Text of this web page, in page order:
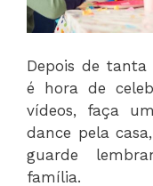
Depois de tanta
é hora de
vídeos, faça
dance pela
guarde
família.